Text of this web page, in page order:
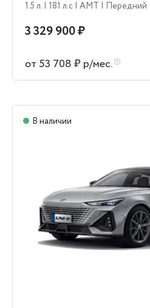
1.5 л. | 181 л.c | AMT | Передний
3 329 900 ₽
от 53 708 ₽ р/мес.
В наличии